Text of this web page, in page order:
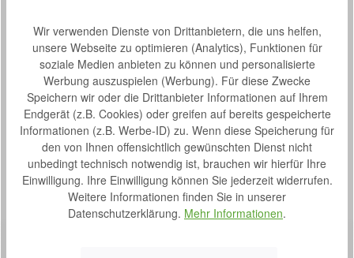
Beschreibung
Kubivent Convenia - Viscoschaum-Matratzte Der
viskoelastische Schaumstoff bei der Kubivent Viscoschaum-
Matratze Convenia rea…Mehr
Eigenschaften
Bewertungen
Wir verwenden Dienste von Drittanbietern, die uns helfen,
unsere Webseite zu optimieren (Analytics), Funktionen für
soziale Medien anbieten zu können und personalisierte
Werbung auszuspielen (Werbung). Für diese Zwecke
Speichern wir oder die Drittanbieter Informationen auf Ihrem
Endgerät (z.B. Cookies) oder greifen auf bereits gespeicherte
Informationen (z.B. Werbe-ID) zu. Wenn diese Speicherung für
den von Ihnen offensichtlich gewünschten Dienst nicht
unbedingt technisch notwendig ist, brauchen wir hierfür Ihre
Einwilligung. Ihre Einwilligung können Sie jederzeit widerrufen.
Weitere Informationen finden Sie in unserer
Datenschutzerklärung. Mehr Informationen.